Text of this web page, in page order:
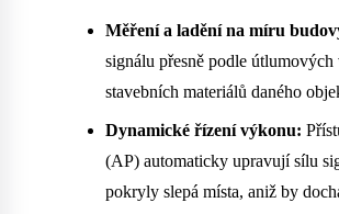
Měření a ladění na míru
signálu přesně podle útlumových
stavebních materiálů daného
Dynamické řízení výkonu:
(AP) automaticky upravují sílu
pokryly slepá místa, aniž by